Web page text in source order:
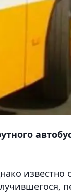
известно
,